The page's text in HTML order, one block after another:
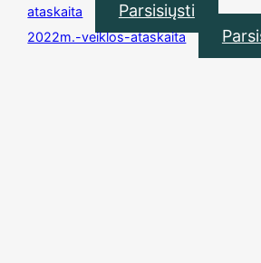
ataskaita
Parsisiųsti
2022m.-veiklos-ataskaita